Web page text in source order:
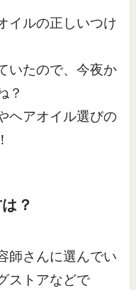
イルの正しいつけ
いたので、今夜か
？
ヘアオイル選びの
？
師さんに選んでい
ストアなどで